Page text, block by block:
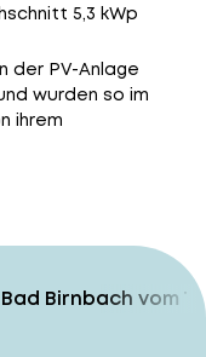
5,3 kWp
der PV-Anlage
wurden so im
ihrem
Birnbach vom